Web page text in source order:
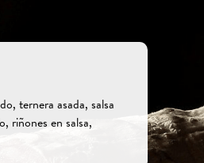
ternera asada, salsa
riñones en salsa,